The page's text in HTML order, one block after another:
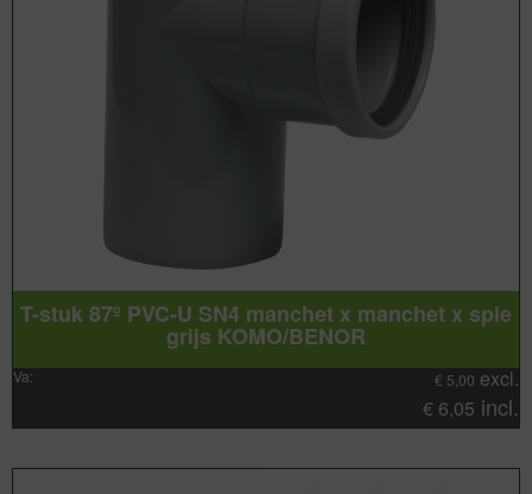
T-stuk 87º PVC-U SN4 manchet x manchet x spie
grijs KOMO/BENOR
Va: € 5,00 excl.
€ 6,05 incl.